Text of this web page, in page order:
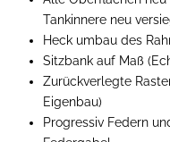
Tankinnere neu
Heck umbau des
Sitzbank auf Maß
Zurückverlegte
Eigenbau)
Progressiv Federn